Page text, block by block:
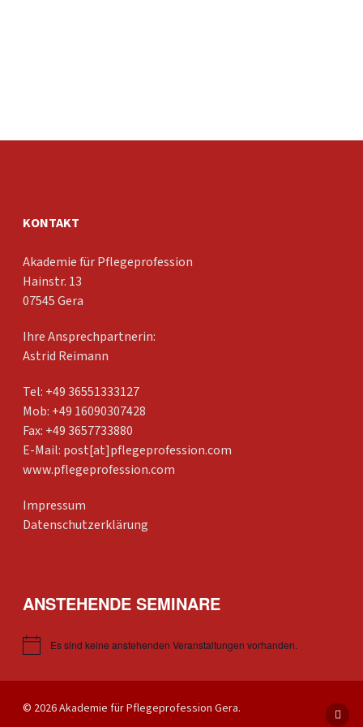
KONTAKT
Akademie für Pflegeprofession
Hainstr. 13
07545 Gera
Ihre Ansprechpartnerin:
Astrid Reimann
Tel: +49 36551333127
Mob: +49 16090307428
Fax: +49 3657733880
E-Mail: post[at]pflegeprofession.com
www.pflegeprofession.com
Impressum
Datenschutzerklärung
ANSTEHENDE SEMINARE
HinweisEs sind keine anstehenden Veranstaltungen vorhanden.
© 2026 Akademie für Pflegeprofession Gera.